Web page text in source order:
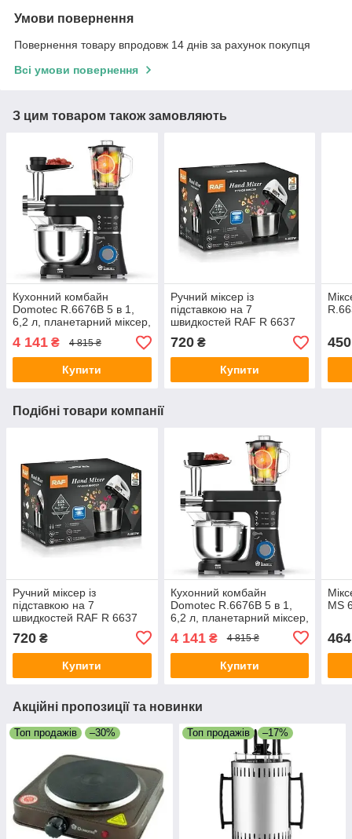
Умови повернення
Повернення товару впродовж 14 днів за рахунок покупця
Всі умови повернення
З цим товаром також замовляють
Кухонний комбайн
Domotec R.6676B 5 в 1,
6,2 л, планетарний міксер,
м’ясорубка, блендер, 6
швидкостей
4 141 ₴ 4 815 ₴
Купити
Ручний міксер із
підставкою на 7
швидкостей RAF R 6637
250W з металевою чашею
на 2 літри
720₴
Купити
450
Подібні товари компанії
Ручний міксер із
підставкою на 7
швидкостей RAF R 6637
250W з металевою чашею
на 2 літри
720 ₴
Купити
Кухонний комбайн
Domotec R.6676B 5 в 1,
6,2 л, планетарний міксер,
швидкостей
4 141₴ 4 815 ₴
Купити
MS
464
Акційні пропозиції та новинки
Топ продажів –30% Топ продажів –17%